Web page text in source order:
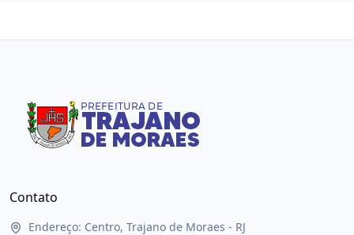
Contato
Endereço: Centro, Trajano de Moraes - RJ